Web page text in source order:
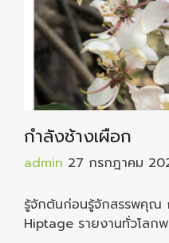
กำลังช้างเผือก
admin 27 กรกฎาคม
รู้จักต้นก่อนรู้จักสรรพคุณ
Hiptage รายงานทั่วโลก